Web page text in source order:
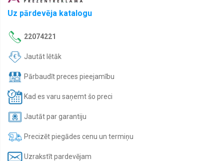
Uz pārdevēja katalogu
22074221
Jautāt lētāk
Pārbaudīt preces pieejamību
Kad es varu saņemt šo preci
Jautāt par garantiju
Precizēt piegādes cenu un termiņu
Uzrakstīt pardevējam